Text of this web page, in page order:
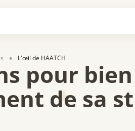
L'œil de HAATCH
pour
de sa